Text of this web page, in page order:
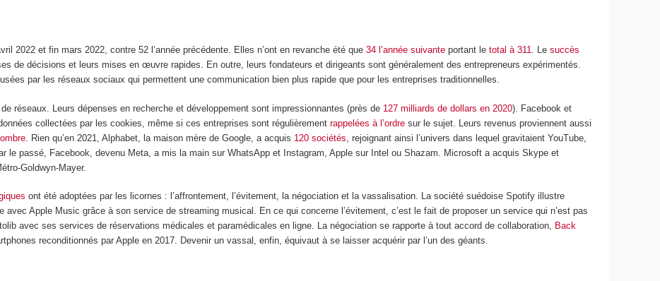
2022 et fin mars 2022, contre 52 l’année précédente. Elles n’ont en revanche été que34 l’année suivante portant letotal à 311. Lesuccès
de décisions et leurs mises en œuvre rapides. En outre, leurs fondateurs et dirigeants sont généralement des entrepreneurs expérimentés.
par les réseaux sociaux qui permettent une communication bien plus rapide que pour les entreprises traditionnelles.
réseaux. Leurs dépenses en recherche et développement sont impressionnantes (près de 127 milliards de dollars en 2020). Facebook et
collectées par les cookies, même si ces entreprises sont régulièrementrappelées à l’ordre sur le sujet. Leurs revenus proviennent aussi
. Rien qu’en 2021, Alphabet, la maison mère de Google, a acquis 120 sociétés , rejoignant ainsi l’univers dans lequel gravitaient YouTube,
le passé, Facebook, devenu Meta, a mis la main sur WhatsApp et Instagram, Apple sur Intel ou Shazam. Microsoft a acquis Skype et
Goldwyn-Mayer.
ont été adoptées par les licornes : l’affrontement, l’évitement, la négociation et la vassalisation. La société suédoise Spotify illustre
Apple Music grâce à son service de streaming musical. En ce qui concerne l’évitement, c’est le fait de proposer un service qui n’est pas
avec ses services de réservations médicales et paramédicales en ligne. La négociation se rapporte à tout accord de collaboration, Back
reconditionnés par Apple en 2017. Devenir un vassal, enfin, équivaut à se laisser acquérir par l’un des géants.